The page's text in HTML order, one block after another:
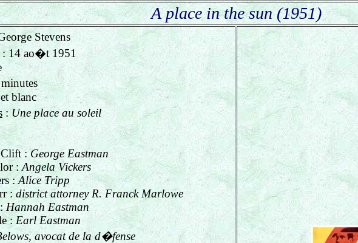
A place in the sun (1951)
Stevens
: 14 ao�t 1951
blanc
:Une place au soleil
: George Eastman
: Angela Vickers
: Alice Tripp
: district attorney R. Franck Marlowe
Hannah Eastman
:Earl Eastman
avocat de la d�fense